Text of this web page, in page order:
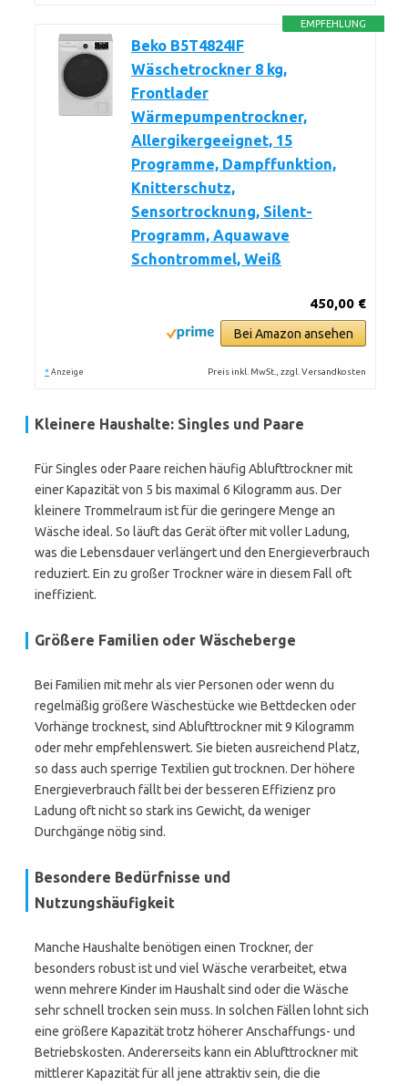
EMPFEHLUNG
Beko B5T4824IF
Wäschetrockner 8 kg,
Frontlader
Wärmepumpentrockner,
Allergikergeeignet, 15
Programme, Dampffunktion,
Knitterschutz,
Sensortrocknung, Silent-
Programm, Aquawave
Schontrommel, Weiß
450,00 €
Bei Amazon ansehen
* Anzeige Preis inkl. MwSt., zzgl. Versandkosten
Kleinere Haushalte: Singles und Paare
Für Singles oder Paare reichen häufig Ablufttrockner mit
einer Kapazität von 5 bis maximal 6 Kilogramm aus. Der
kleinere Trommelraum ist für die geringere Menge an
Wäsche ideal. So läuft das Gerät öfter mit voller Ladung,
was die Lebensdauer verlängert und den Energieverbrauch
reduziert. Ein zu großer Trockner wäre in diesem Fall oft
ineffizient.
Größere Familien oder Wäscheberge
Bei Familien mit mehr als vier Personen oder wenn du
regelmäßig größere Wäschestücke wie Bettdecken oder
Vorhänge trocknest, sind Ablufttrockner mit 9 Kilogramm
oder mehr empfehlenswert. Sie bieten ausreichend Platz,
so dass auch sperrige Textilien gut trocknen. Der höhere
Energieverbrauch fällt bei der besseren Effizienz pro
Ladung oft nicht so stark ins Gewicht, da weniger
Durchgänge nötig sind.
Besondere Bedürfnisse und
Nutzungshäufigkeit
Manche Haushalte benötigen einen Trockner, der
besonders robust ist und viel Wäsche verarbeitet, etwa
wenn mehrere Kinder im Haushalt sind oder die Wäsche
sehr schnell trocken sein muss. In solchen Fällen lohnt sich
eine größere Kapazität trotz höherer Anschaffungs- und
Betriebskosten. Andererseits kann ein Ablufttrockner mit
mittlerer Kapazität für all jene attraktiv sein, die die